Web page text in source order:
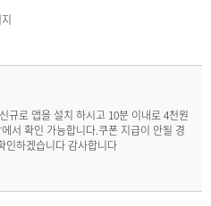
규로 앱을 설치 하시고 10분 이내로 4천원
서 확인 가능합니다.쿠폰 지급이 안될 경
인하겠습니다 감사합니다